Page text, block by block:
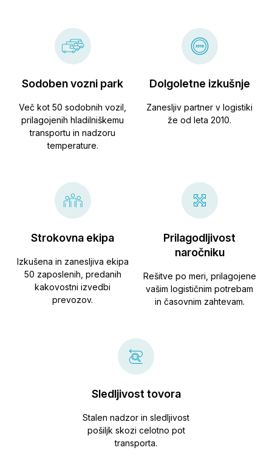
Sodoben vozni park
Več kot 50 sodobnih vozil,
prilagojenih hladilniškemu
transportu in nadzoru
temperature.
Dolgoletne izkušnje
Zanesljiv partner v logistiki
že od leta 2010.
Strokovna ekipa
Izkušena in zanesljiva ekipa
50 zaposlenih, predanih
kakovostni izvedbi
prevozov.
Prilagodljivost
naročniku
Rešitve po meri, prilagojene
vašim logističnim potrebam
in časovnim zahtevam.
Sledljivost tovora
Stalen nadzor in sledljivost
pošiljk skozi celotno pot
transporta.